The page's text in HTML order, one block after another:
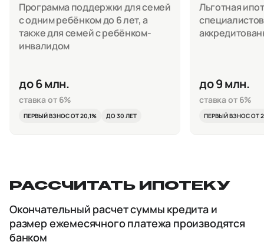
Программа поддержки для семей
с одним ребёнком до 6 лет, а
также для семей с ребёнком-
инвалидом
до 6 млн.
ставка от 6%
ПЕРВЫЙ ВЗНОС ОТ 20,1% ДО 30 ЛЕТ
Льготная
до 9 млн.
ставка от 6%
ПЕРВЫЙ ВЗНОС ОТ
РАССЧИТАТЬ ИПОТЕКУ
Окончательный расчет суммы кредита и
размер ежемесячного платежа производятся
банком